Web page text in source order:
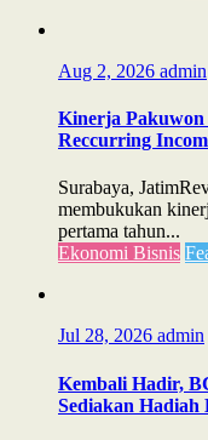
Aug 2, 2026 admin
Kinerja Pakuwon
Reccurring
Surabaya,
membukukan
pertama tahun...
Ekonomi Bisnis
Jul 28, 2026 admin
Kembali Hadir,
Sediakan Hadiah